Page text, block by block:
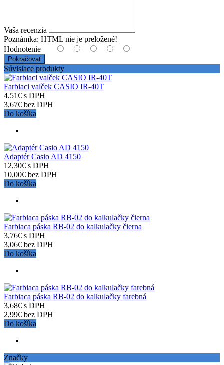
Vaša recenzia
Poznámka: HTML nie je preložené!
Hodnotenie
Pokračovať
Súvisiace produkty
Farbiaci valček CASIO IR-40T
4,51€ s DPH
3,67€ bez DPH
Do košíka
Adaptér Casio AD 4150
12,30€ s DPH
10,00€ bez DPH
Do košíka
Farbiaca páska RB-02 do kalkulačky čierna
3,76€ s DPH
3,06€ bez DPH
Do košíka
Farbiaca páska RB-02 do kalkulačky farebná
3,68€ s DPH
2,99€ bez DPH
Do košíka
Značky